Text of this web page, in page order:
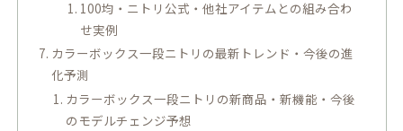
100均・ニトリ公式・他社アイテムとの組み合わ
せ実例
カラーボックス一段ニトリの最新トレンド・今後の進
化予測
カラーボックス一段ニトリの新商品・新機能・今後
のモデルチェンジ予想